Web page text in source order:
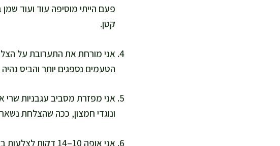
פעם הייתי מוסיפה עוד ועוד שמן
קטן.
הטעמים נספגים יותר והביס
אני מפזרת מסביב עגבניות שרי
ונוגדי חמצון, ככה שהצלחת